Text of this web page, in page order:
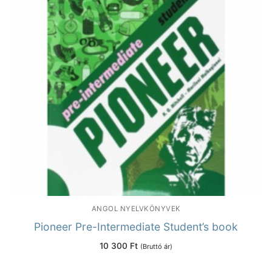
ANGOL NYELVKÖNYVEK
Pioneer Pre-Intermediate Student’s book
10 300 Ft (Bruttó ár)